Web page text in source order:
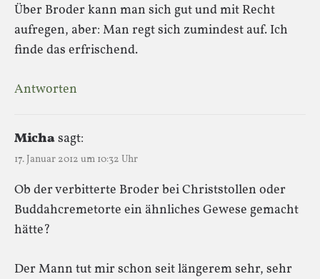
Über Broder kann man sich gut und mit Recht
aufregen, aber: Man regt sich zumindest auf. Ich
finde das erfrischend.
Antworten
Michasagt:
17. Januar 2012 um 10:32 Uhr
Ob der verbitterte Broder bei Christstollen oder
Buddahcremetorte ein ähnliches Gewese gemacht
hätte?
Der Mann tut mir schon seit längerem sehr, sehr